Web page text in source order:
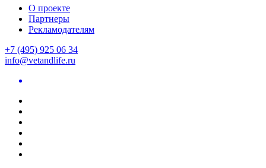
О проекте
Партнеры
Рекламодателям
+7 (495) 925 06 34
info@vetandlife.ru